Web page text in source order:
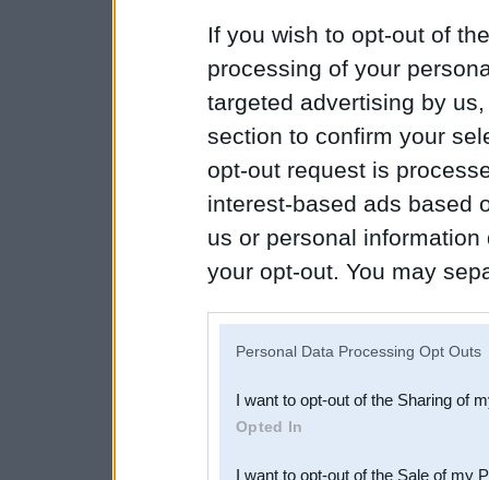
If you wish to opt-out of
processing of your
targeted advertising by
section to confirm your
opt-out request is
interest-based ads based
us or personal
your opt-out. You may
Downstream Participants
third parties.
Personal Data Processing Opt Outs
I want to opt-out of the Sharing of
Opted In
I want to opt-out of the Sale of my